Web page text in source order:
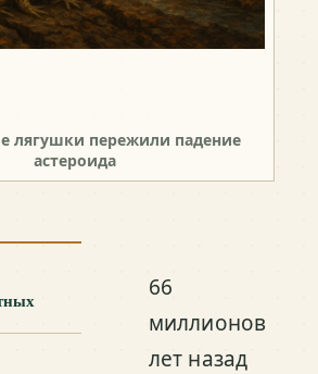
лягушки пережили падение
астероида
66
миллионов
лет назад